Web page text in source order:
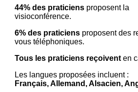
44% des praticiensproposent la
visioconférence.
6% des praticiensproposent des
vous téléphoniques.
Tous les praticiens reçoiventen
Les langues proposées incluent :
Français, Allemand, Alsacien,